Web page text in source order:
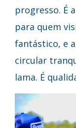
progresso. É
para quem
fantástico, e
circular
lama. É